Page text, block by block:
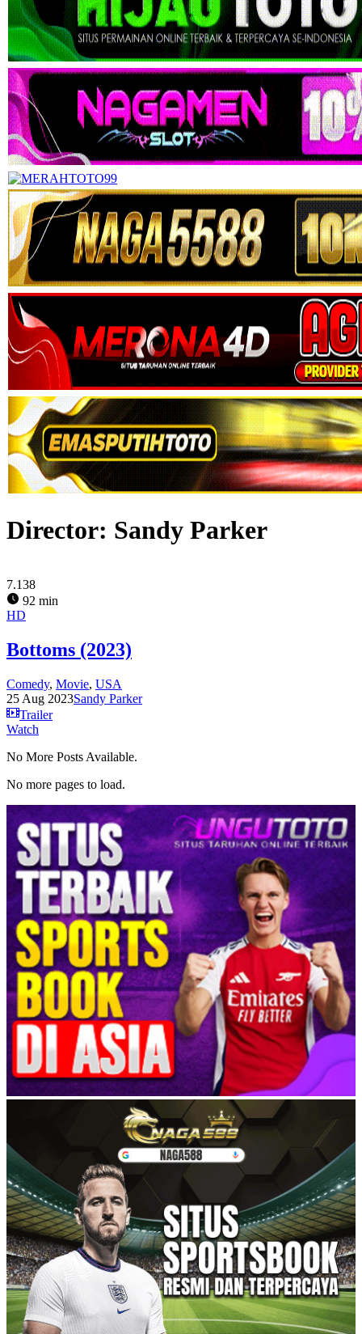
Director: Sandy Parker
7.138
92 min
HD
Bottoms (2023)
Comedy, Movie, USA
25 Aug 2023Sandy Parker
Trailer
Watch
No More Posts Available.
No more pages to load.